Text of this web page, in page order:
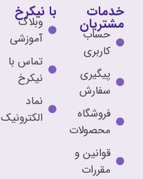
خدمات
مشتریان
حساب
کاربری
پیگیری
سفارش
فروشگاه
محصولات
قوانین و
مقررات
با نیکرخ
وبلاگ
آموزشی
تماس با
نیکرخ
نماد
الکترونیک